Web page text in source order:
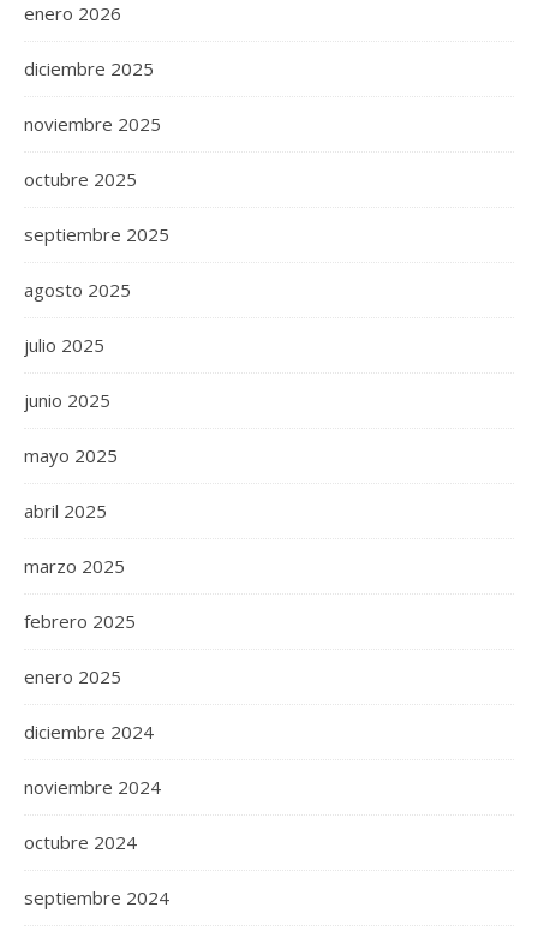
enero 2026
diciembre 2025
noviembre 2025
octubre 2025
septiembre 2025
agosto 2025
julio 2025
junio 2025
mayo 2025
abril 2025
marzo 2025
febrero 2025
enero 2025
diciembre 2024
noviembre 2024
octubre 2024
septiembre 2024